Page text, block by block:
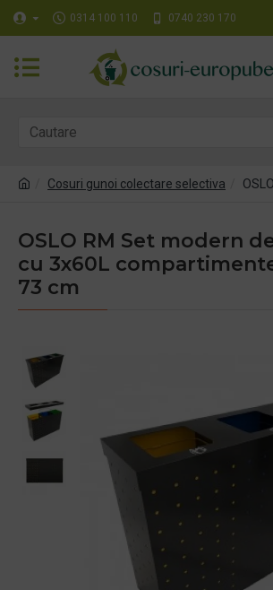
0314 100 110 0740 230 170
Cosuri gunoi colectare selectiva
OSLO RM Set modern
cu 3x60L
73 cm